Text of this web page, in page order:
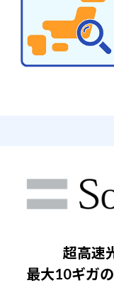
ご契約の完了後に、当社
購入商品のお値引きは1
直近1年以内に同様の施
1契約名義につき、1回
ご契約のお申し込みと
エディオンファミリーシ
ネットサービスのご利
金が発生する場合がござ
本キャンペーンの内容は
など詳しくはお近
超高速
最大10ギガ